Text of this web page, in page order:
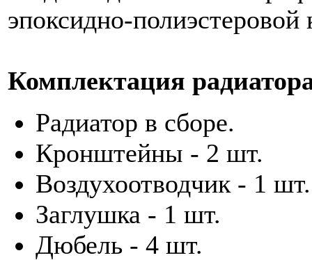
эпоксидно-
Комплектация
Радиатор в сборе.
Кронштейны - 2 шт.
Воздухоотводчик - 1 шт.
Заглушка - 1 шт.
Дюбель - 4 шт.